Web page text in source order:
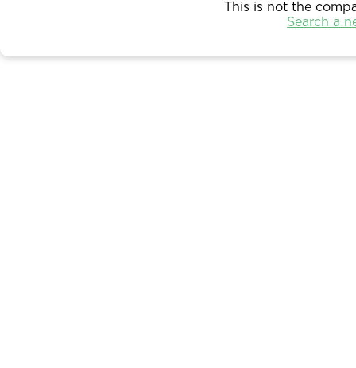
This is not the
Search a